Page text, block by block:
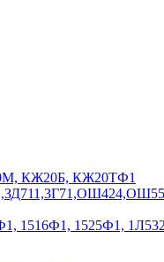
КЖ20Б, КЖ20ТФ1
1516Ф1, 1525Ф1,